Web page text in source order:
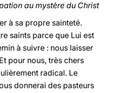
au mystère du Christ
à sa propre sainteté.
saints parce que Lui est
à suivre : nous laisser
pour nous, très chers
radical. Le
donnerai des pasteurs